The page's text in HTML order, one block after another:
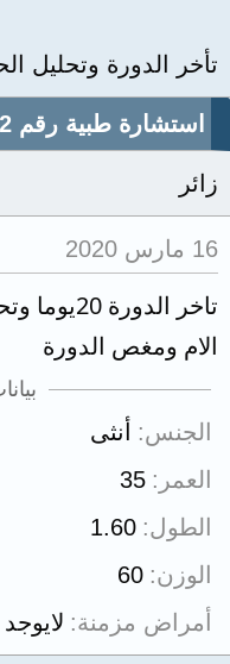
تأخر الدورة وتحليل
استشارة طبية رقم 4472
زائر
16 مارس 2020
تاخر
الام ومغص الدورة
الجنس
أنثى
العمر
35
الطول 1.60
الوزن 60
أمراض مزمنة لايوجد